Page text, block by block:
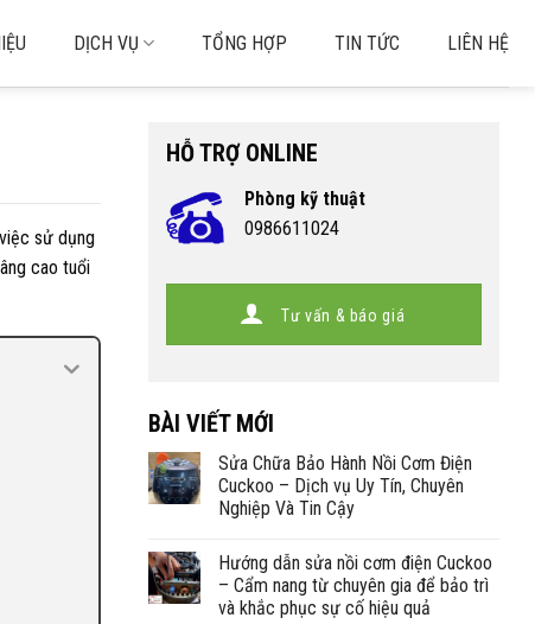
DỊCH VỤ TỔNG HỢP TIN TỨC LIÊN HỆ
sử dụng
cao tuổi
HỖ TRỢ ONLINE
Phòng kỹ thuật
0986611024
Tư vấn & báo giá
BÀI VIẾT MỚI
Sửa Chữa Bảo Hành Nồi Cơm Điện
Cuckoo – Dịch vụ Uy Tín, Chuyên
Nghiệp Và Tin Cậy
Hướng dẫn sửa nồi cơm điện Cuckoo
– Cẩm nang từ chuyên gia để bảo trì
và khắc phục sự cố hiệu quả